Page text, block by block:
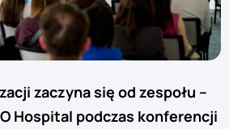
zaczyna się od zespołu –
Hospital podczas konferencji